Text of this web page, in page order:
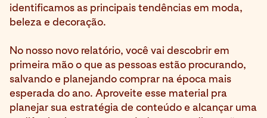
identificamos as principais tendências em moda,
beleza e decoração.
No nosso novo relatório, você vai descobrir em
primeira mão o que as pessoas estão procurando,
salvando e planejando comprar na época mais
esperada do ano. Aproveite esse material pra
planejar sua estratégia de conteúdo e alcançar uma